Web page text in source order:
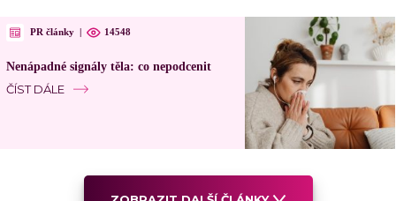
PR články | 14548
Nenápadné signály těla: co nepodcenit
ČÍST DÁLE